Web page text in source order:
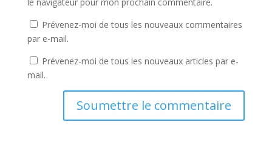
Prévenez-moi de tous les nouveaux commentaires
par e-mail.
Prévenez-moi de tous les nouveaux articles par e-
mail.
Soumettre le commentaire